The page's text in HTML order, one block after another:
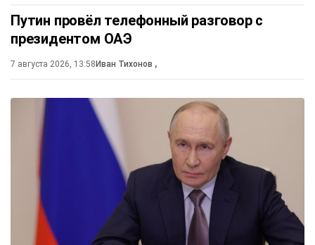
Путин провёл телефонный разговор с
президентом ОАЭ
7 августа 2026, 13:58 Иван Тихонов ,